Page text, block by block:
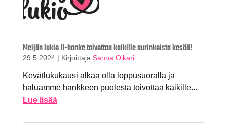
Meijän lukio II-hanke toivottaa kaikille aurinkoista kesää!
29.5.2024 | Kirjoittaja Sanna Oikari
Kevätlukukausi alkaa olla loppusuoralla ja
haluamme hankkeen puolesta toivottaa kaikille...
Lue lisää